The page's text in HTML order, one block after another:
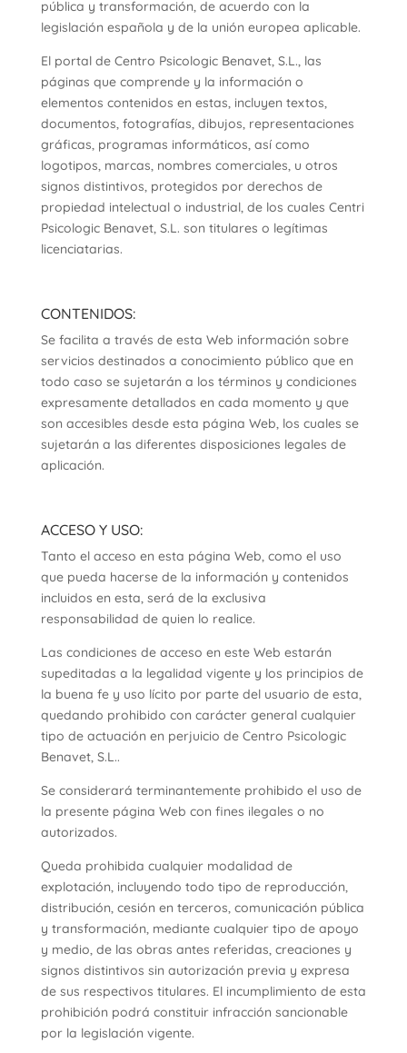
pública y transformación, de acuerdo con la
legislación española y de la unión europea aplicable.
El portal de Centro Psicologic Benavet, S.L., las
páginas que comprende y la información o
elementos contenidos en estas, incluyen textos,
documentos, fotografías, dibujos, representaciones
gráficas, programas informáticos, así como
logotipos, marcas, nombres comerciales, u otros
signos distintivos, protegidos por derechos de
propiedad intelectual o industrial, de los cuales Centri
Psicologic Benavet, S.L. son titulares o legítimas
licenciatarias.
CONTENIDOS:
Se facilita a través de esta Web información sobre
servicios destinados a conocimiento público que en
todo caso se sujetarán a los términos y condiciones
expresamente detallados en cada momento y que
son accesibles desde esta página Web, los cuales se
sujetarán a las diferentes disposiciones legales de
aplicación.
ACCESO Y USO:
Tanto el acceso en esta página Web, como el uso
que pueda hacerse de la información y contenidos
incluidos en esta, será de la exclusiva
responsabilidad de quien lo realice.
Las condiciones de acceso en este Web estarán
supeditadas a la legalidad vigente y los principios de
la buena fe y uso lícito por parte del usuario de esta,
quedando prohibido con carácter general cualquier
tipo de actuación en perjuicio de Centro Psicologic
Benavet, S.L..
Se considerará terminantemente prohibido el uso de
la presente página Web con fines ilegales o no
autorizados.
Queda prohibida cualquier modalidad de
explotación, incluyendo todo tipo de reproducción,
distribución, cesión en terceros, comunicación pública
y transformación, mediante cualquier tipo de apoyo
y medio, de las obras antes referidas, creaciones y
signos distintivos sin autorización previa y expresa
de sus respectivos titulares. El incumplimiento de esta
prohibición podrá constituir infracción sancionable
por la legislación vigente.